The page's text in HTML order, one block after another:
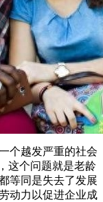
个越发严重的社会
这个问题就是老龄
等同是失去了发展
动力以促进企业成